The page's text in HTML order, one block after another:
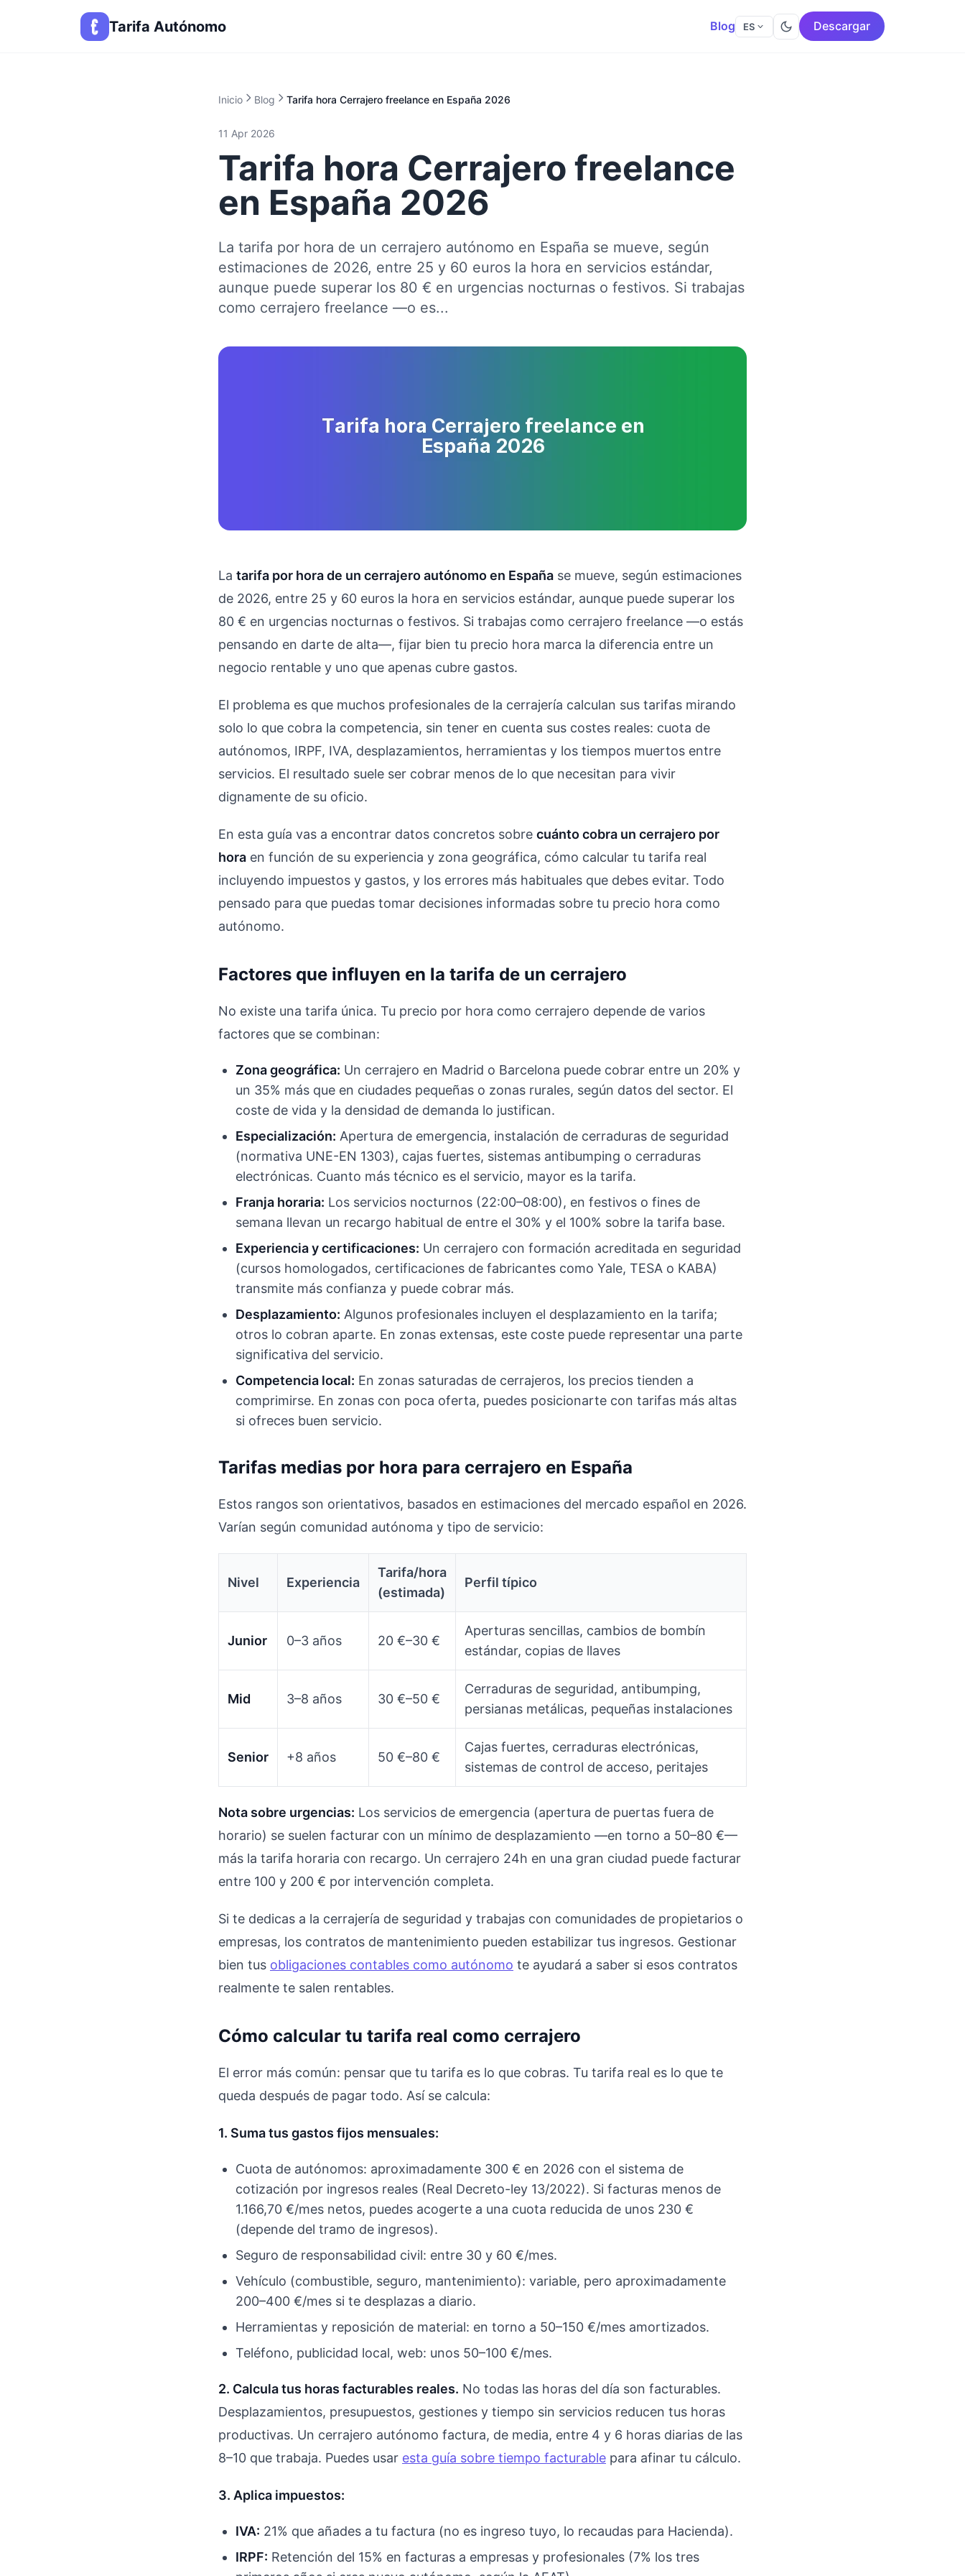
Tarifa Autónomo Blog ES Descargar
Inicio Blog Tarifa hora Cerrajero freelance en España 2026
11 Apr 2026
Tarifa hora Cerrajero freelance
en España 2026
La tarifa por hora de un cerrajero autónomo en España se mueve, según
estimaciones de 2026, entre 25 y 60 euros la hora en servicios estándar,
aunque puede superar los 80 € en urgencias nocturnas o festivos. Si trabajas
como cerrajero freelance —o es...
La tarifa por hora de un cerrajero autónomo en España se mueve, según estimaciones
de 2026, entre 25 y 60 euros la hora en servicios estándar, aunque puede superar los
80 € en urgencias nocturnas o festivos. Si trabajas como cerrajero freelance —o estás
pensando en darte de alta—, fijar bien tu precio hora marca la diferencia entre un
negocio rentable y uno que apenas cubre gastos.
El problema es que muchos profesionales de la cerrajería calculan sus tarifas mirando
solo lo que cobra la competencia, sin tener en cuenta sus costes reales: cuota de
autónomos, IRPF, IVA, desplazamientos, herramientas y los tiempos muertos entre
servicios. El resultado suele ser cobrar menos de lo que necesitan para vivir
dignamente de su oficio.
En esta guía vas a encontrar datos concretos sobre cuánto cobra un cerrajero por
hora en función de su experiencia y zona geográfica, cómo calcular tu tarifa real
incluyendo impuestos y gastos, y los errores más habituales que debes evitar. Todo
pensado para que puedas tomar decisiones informadas sobre tu precio hora como
autónomo.
Factores que influyen en la tarifa de un cerrajero
No existe una tarifa única. Tu precio por hora como cerrajero depende de varios
factores que se combinan:
Zona geográfica: Un cerrajero en Madrid o Barcelona puede cobrar entre un 20% y
un 35% más que en ciudades pequeñas o zonas rurales, según datos del sector. El
coste de vida y la densidad de demanda lo justifican.
Especialización: Apertura de emergencia, instalación de cerraduras de seguridad
(normativa UNE-EN 1303), cajas fuertes, sistemas antibumping o cerraduras
electrónicas. Cuanto más técnico es el servicio, mayor es la tarifa.
Franja horaria: Los servicios nocturnos (22:00–08:00), en festivos o fines de
semana llevan un recargo habitual de entre el 30% y el 100% sobre la tarifa base.
Experiencia y certificaciones: Un cerrajero con formación acreditada en seguridad
(cursos homologados, certificaciones de fabricantes como Yale, TESA o KABA)
transmite más confianza y puede cobrar más.
Desplazamiento: Algunos profesionales incluyen el desplazamiento en la tarifa;
otros lo cobran aparte. En zonas extensas, este coste puede representar una parte
significativa del servicio.
Competencia local: En zonas saturadas de cerrajeros, los precios tienden a
comprimirse. En zonas con poca oferta, puedes posicionarte con tarifas más altas
si ofreces buen servicio.
Tarifas medias por hora para cerrajero en España
Estos rangos son orientativos, basados en estimaciones del mercado español en 2026.
Varían según comunidad autónoma y tipo de servicio:
Nivel Experiencia
Tarifa/hora
(estimada)
Perfil típico
Junior 0–3 años 20 €–30 €
Aperturas sencillas, cambios de bombín
estándar, copias de llaves
Mid 3–8 años 30 €–50 €
Cerraduras de seguridad, antibumping,
persianas metálicas, pequeñas instalaciones
Senior +8 años 50 €–80 €
Cajas fuertes, cerraduras electrónicas,
sistemas de control de acceso, peritajes
Nota sobre urgencias: Los servicios de emergencia (apertura de puertas fuera de
horario) se suelen facturar con un mínimo de desplazamiento —en torno a 50–80 €—
más la tarifa horaria con recargo. Un cerrajero 24h en una gran ciudad puede facturar
entre 100 y 200 € por intervención completa.
Si te dedicas a la cerrajería de seguridad y trabajas con comunidades de propietarios o
empresas, los contratos de mantenimiento pueden estabilizar tus ingresos. Gestionar
bien tus obligaciones contables como autónomo te ayudará a saber si esos contratos
realmente te salen rentables.
Cómo calcular tu tarifa real como cerrajero
El error más común: pensar que tu tarifa es lo que cobras. Tu tarifa real es lo que te
queda después de pagar todo. Así se calcula:
1. Suma tus gastos fijos mensuales:
Cuota de autónomos: aproximadamente 300 € en 2026 con el sistema de
cotización por ingresos reales (Real Decreto-ley 13/2022). Si facturas menos de
1.166,70 €/mes netos, puedes acogerte a una cuota reducida de unos 230 €
(depende del tramo de ingresos).
Seguro de responsabilidad civil: entre 30 y 60 €/mes.
Vehículo (combustible, seguro, mantenimiento): variable, pero aproximadamente
200–400 €/mes si te desplazas a diario.
Herramientas y reposición de material: en torno a 50–150 €/mes amortizados.
Teléfono, publicidad local, web: unos 50–100 €/mes.
2. Calcula tus horas facturables reales. No todas las horas del día son facturables.
Desplazamientos, presupuestos, gestiones y tiempo sin servicios reducen tus horas
productivas. Un cerrajero autónomo factura, de media, entre 4 y 6 horas diarias de las
8–10 que trabaja. Puedes usar esta guía sobre tiempo facturable para afinar tu cálculo.
3. Aplica impuestos:
IVA: 21% que añades a tu factura (no es ingreso tuyo, lo recaudas para Hacienda).
IRPF: Retención del 15% en facturas a empresas y profesionales (7% los tres